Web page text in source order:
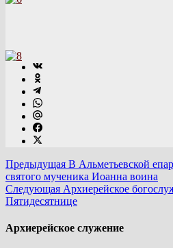
Предыдущая В Альметьевской
святого мученика Иоанна воина
Следующая Архиерейское
Пятидесятнице
Архиерейское служение